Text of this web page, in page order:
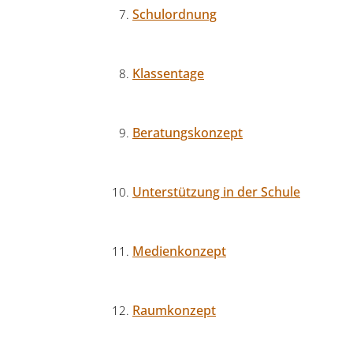
Schulordnung
Klassentage
Beratungskonzept
Unterstützung in der Schule
Medienkonzept
Raumkonzept